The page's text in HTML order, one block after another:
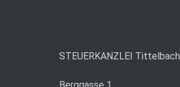
STEUERKANZLEI Tittelbach
Berggasse 1